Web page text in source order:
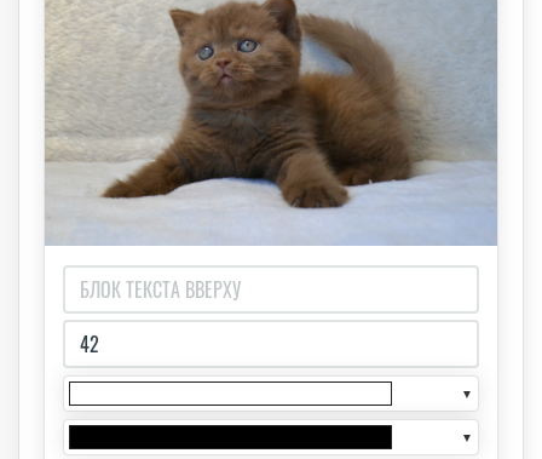
▼
▼